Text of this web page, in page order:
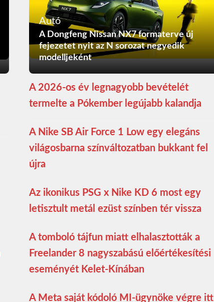
Autó
A Dongfeng Nissan NX7 formaterve új
fejezetet nyit az N sorozat negyedik
modelljeként
A 2026-os év legnagyobb bevételét
termelte a Pókember legújabb kalandja
A Nike SB Air Force 1 Low egy elegáns
világosbarna színváltozatban bukkant fel
újra
Az ikonikus PSG x Nike KD 6 most egy
letisztult metál ezüst színben tér vissza
A tomboló tájfun miatt elhalasztották a
Freelander 8 nagyszabású előértékesítési
eseményét Kelet-Kínában
A Meta saját kódoló MI-ügynöke végre itt